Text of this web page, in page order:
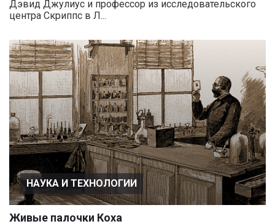
Дэвид Джулиус и профессор из исследовательского
центра Скриппс в Л...
НАУКА И ТЕХНОЛОГИИ
Живые палочки Коха